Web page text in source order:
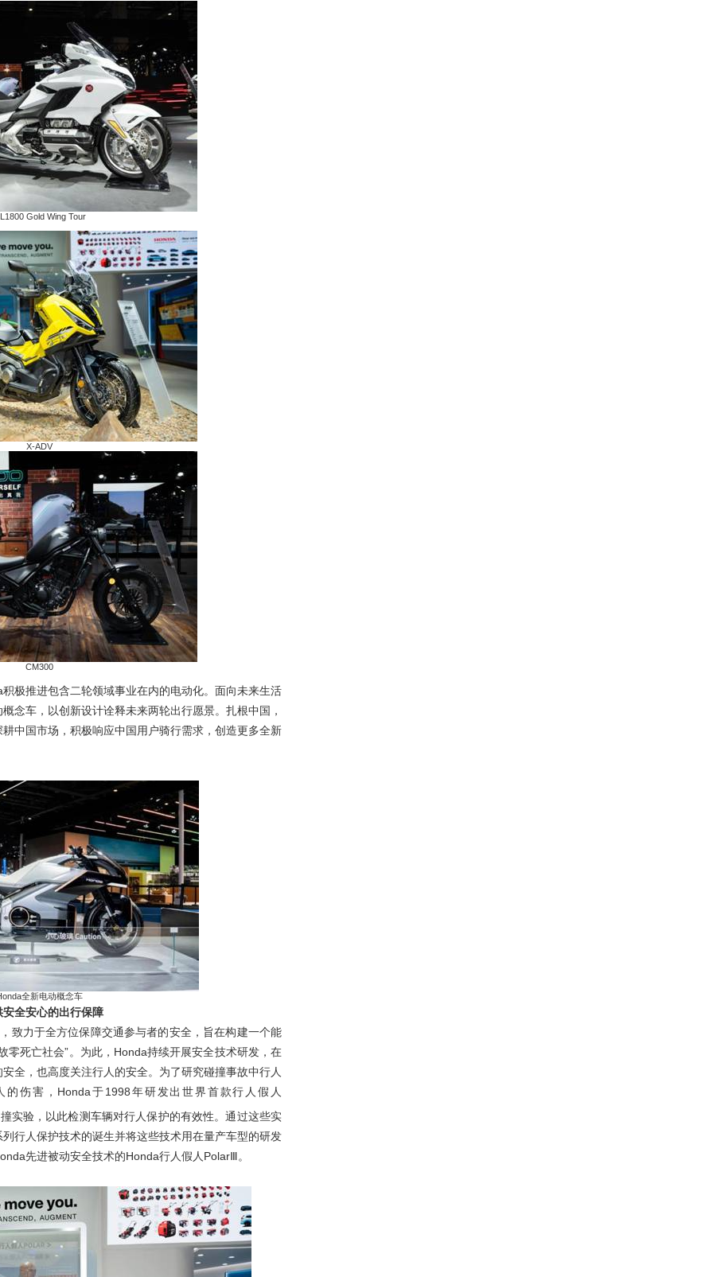
Gold Wing Tour
X-ADV
CM300
极推进包含二轮领域事业在内的电动化。面向未来生活
念车，以创新设计诠释未来两轮出行愿景。扎根中国，
中国市场，积极响应中国用户骑行需求，创造更多全新
全新电动概念车
全安心的出行保障
致力于全方位保障交通参与者的安全，旨在构建一个能
零死亡社会”。为此，Honda持续开展安全技术研发，在
全，也高度关注行人的安全。为了研究碰撞事故中行人
伤害，Honda于1998年研发出世界首款行人假人
实验，以此检测车辆对行人保护的有效性。通过这些实
行人保护技术的诞生并将这些技术用在量产车型的研发
先进被动安全技术的Honda行人假人PolarⅢ。